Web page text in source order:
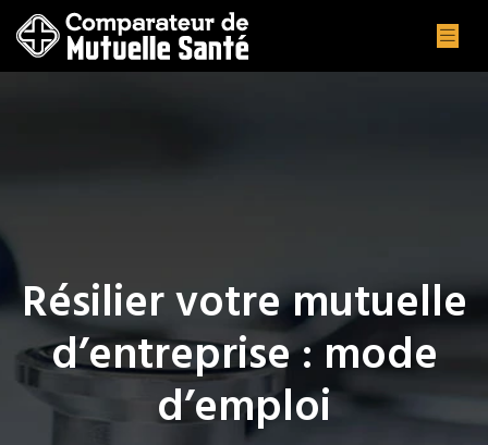
Résilier votre mutuelle
d’entreprise : mode
d’emploi